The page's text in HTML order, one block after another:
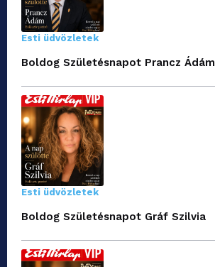
Esti üdvözletek
Boldog Születésnapot Prancz Ádám
Esti üdvözletek
Boldog Születésnapot Gráf Szilvia